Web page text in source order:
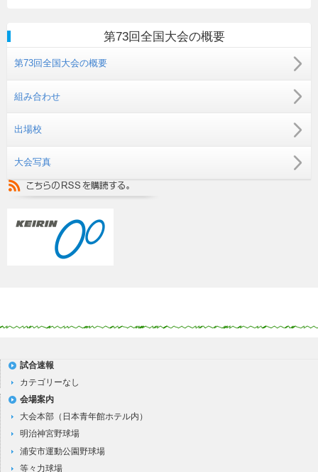
第73回全国大会の概要
第73回全国大会の概要
組み合わせ
出場校
大会写真
試合速報
カテゴリーなし
会場案内
大会本部（日本青年館ホテル内）
明治神宮野球場
浦安市運動公園野球場
等々力球場